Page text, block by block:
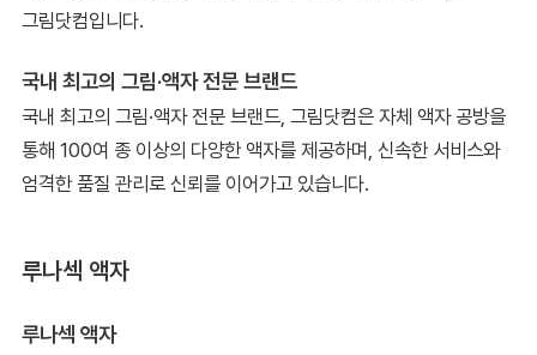
그림닷컴입니다.
국내 최고의 그림·액자 전문 브랜드
국내 최고의 그림·액자 전문 브랜드, 그림닷컴은 자체 액자 공방을
통해 100여 종 이상의 다양한 액자를 제공하며, 신속한 서비스와
엄격한 품질 관리로 신뢰를 이어가고 있습니다.
루나섹 액자
루나섹 액자